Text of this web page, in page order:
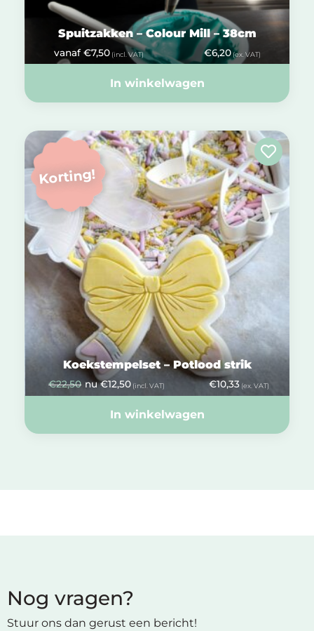
Spuitzakken – Colour Mill – 38cm
vanaf €7,50 (incl. VAT) €6,20 (ex. VAT)
In winkelwagen
Korting!
Koekstempelset – Potlood strik
€22,50 nu €12,50 (incl. VAT) €10,33(ex. VAT)
In winkelwagen
Nog vragen?
Stuur ons dan gerust een bericht!